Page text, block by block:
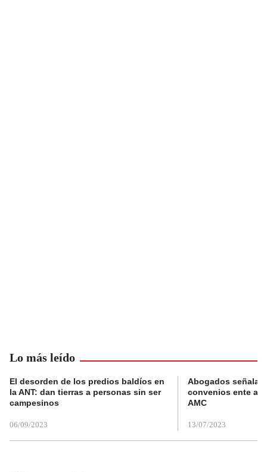
Lo más leído
El desorden de los predios baldíos en
la ANT: dan tierras a personas sin ser
campesinos
06/09/2023
Abogados
convenios ente
AMC
13/07/2023